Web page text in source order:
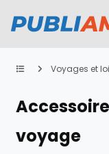
Voyages et
voyage